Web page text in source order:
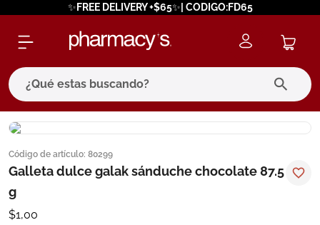
✨FREE DELIVERY +$65✨| CODIGO:FD65
¿Qué estas buscando?
Código de artículo: 80299
Galleta dulce galak sánduche chocolate 87.5
g
$1,00
términos más buscados
1. eucerin